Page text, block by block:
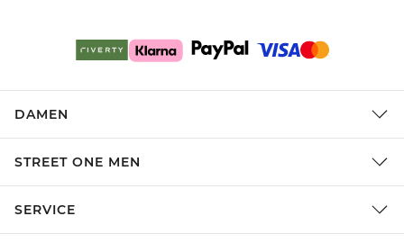
DAMEN
STREET ONE MEN
SERVICE